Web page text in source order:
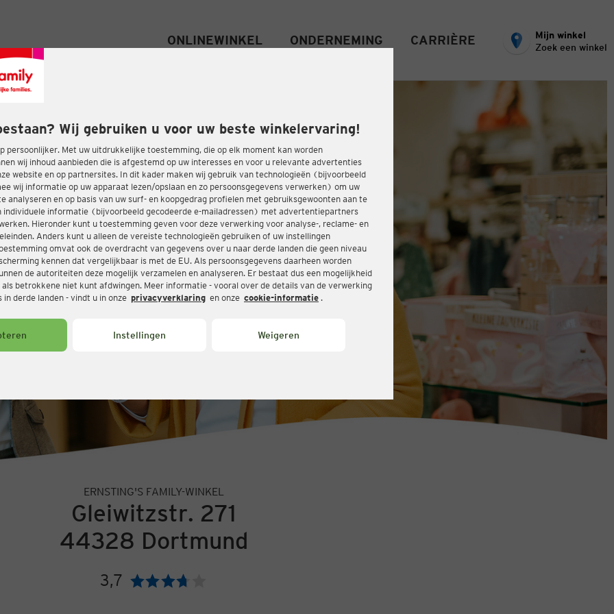
Wij gebruiken u voor uw beste winkelervaring!
persoonlijker. Met uw uitdrukkelijke toestemming, die op elk moment kan worden
wij inhoud aanbieden die is afgestemd op uw interesses en voor u relevante advertenties
website en op partnersites. In dit kader maken wij gebruik van technologieën (bijvoorbeeld
wij informatie op uw apparaat lezen/opslaan en zo persoonsgegevens verwerken) om uw
analyseren en op basis van uw surf- en koopgedrag profielen met gebruiksgewoonten aan te
individuele informatie (bijvoorbeeld gecodeerde e-mailadressen) met advertentiepartners
Hieronder kunt u toestemming geven voor deze verwerking voor analyse-, reclame- en
Anders kunt u alleen de vereiste technologieën gebruiken of uw instellingen
omvat ook de overdracht van gegevens over u naar derde landen die geen niveau
kennen dat vergelijkbaar is met de EU. Als persoonsgegevens daarheen worden
de autoriteiten deze mogelijk verzamelen en analyseren. Er bestaat dus een mogelijkheid
betrokkene niet kunt afdwingen. Meer informatie - vooral over de details van de verwerking
in derde landen - vindt u in onze privacyverklaring en onze cookie-informatie .
Instellingen Weigeren
ONLINEWINKEL ONDERNEMING CARRIÈRE
Mijn winkel
Zoek een winkel
ERNSTING'S FAMILY-WINKEL
Gleiwitzstr. 271
44328 Dortmund
3,7 Beoordeling: